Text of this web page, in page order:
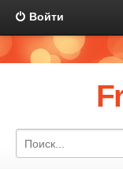
Войти